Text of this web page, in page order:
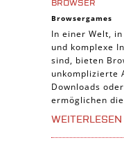
Denk Spiele
Piraten Spiele
Sport Spiele
Pferde Spiele
Simulation
Tier Spiele
Casual Spiele
ROWSER
Browsergames
In einer Welt,
und komplexe
sind, bieten
unkomplizierte
Downloads
ermöglichen
WEITERLESEN